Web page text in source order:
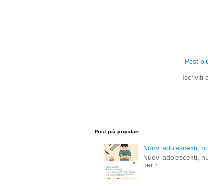
Post
Iscriviti
Post più popolari
Nuovi adolescenti,
Nuovi adolescenti,
per r...